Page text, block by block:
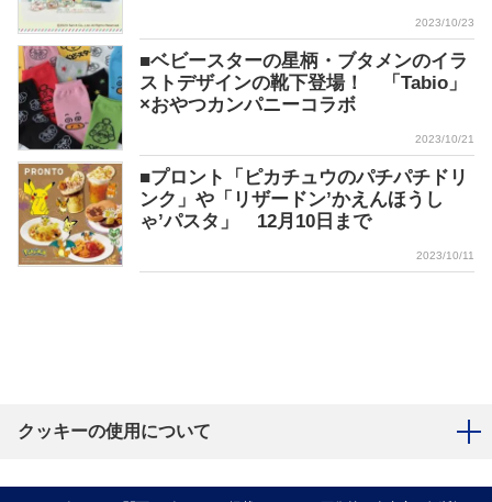
2023/10/23
■ベビースターの星柄・ブタメンのイラ
ストデザインの靴下登場！ 「Tabio」
×おやつカンパニーコラボ
2023/10/21
■プロント「ピカチュウのパチパチドリ
ンク」や「リザードン’かえんほうし
ゃ’パスタ」 12月10日まで
2023/10/11
クッキーの使用について